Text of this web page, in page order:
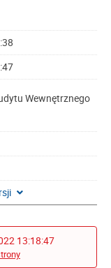
Wewnętrznego
13:18:47